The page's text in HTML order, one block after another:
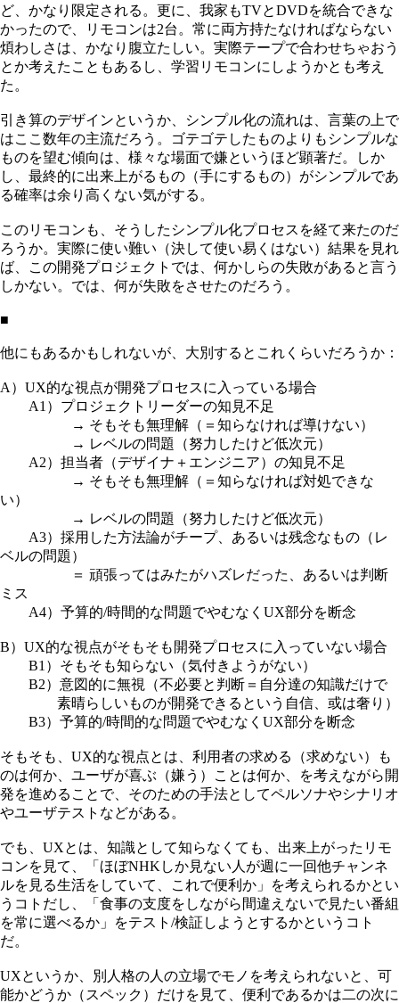
ど、かなり限定される。更に、我家もTVとDVDを統合できな
かったので、リモコンは2台。常に両方持たなければならない
煩わしさは、かなり腹立たしい。実際テープで合わせちゃおう
とか考えたこともあるし、学習リモコンにしようかとも考え
た。
引き算のデザインというか、シンプル化の流れは、言葉の上で
はここ数年の主流だろう。ゴテゴテしたものよりもシンプルな
ものを望む傾向は、様々な場面で嫌というほど顕著だ。しか
し、最終的に出来上がるもの（手にするもの）がシンプルであ
る確率は余り高くない気がする。
このリモコンも、そうしたシンプル化プロセスを経て来たのだ
ろうか。実際に使い難い（決して使い易くはない）結果を見れ
ば、この開発プロジェクトでは、何かしらの失敗があると言う
しかない。では、何が失敗をさせたのだろう。
■
他にもあるかもしれないが、大別するとこれくらいだろうか：
A）UX的な視点が開発プロセスに入っている場合
A1）プロジェクトリーダーの知見不足
→ そもそも無理解（＝知らなければ導けない）
→ レベルの問題（努力したけど低次元）
A2）担当者（デザイナ＋エンジニア）の知見不足
→ そもそも無理解（＝知らなければ対処できな
い）
→ レベルの問題（努力したけど低次元）
A3）採用した方法論がチープ、あるいは残念なもの（レ
ベルの問題）
＝ 頑張ってはみたがハズレだった、あるいは判断
ミス
A4）予算的/時間的な問題でやむなくUX部分を断念
B）UX的な視点がそもそも開発プロセスに入っていない場合
B1）そもそも知らない（気付きようがない）
B2）意図的に無視（不必要と判断＝自分達の知識だけで
素晴らしいものが開発できるという自信、或は奢り）
B3）予算的/時間的な問題でやむなくUX部分を断念
そもそも、UX的な視点とは、利用者の求める（求めない）も
のは何か、ユーザが喜ぶ（嫌う）ことは何か、を考えながら開
発を進めることで、そのための手法としてペルソナやシナリオ
やユーザテストなどがある。
でも、UXとは、知識として知らなくても、出来上がったリモ
コンを見て、「ほぼNHKしか見ない人が週に一回他チャンネ
ルを見る生活をしていて、これで便利か」を考えられるかとい
うコトだし、「食事の支度をしながら間違えないで見たい番組
を常に選べるか」をテスト/検証しようとするかというコト
だ。
UXというか、別人格の人の立場でモノを考えられないと、可
能かどうか（スペック）だけを見て、便利であるかは二の次に